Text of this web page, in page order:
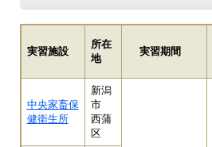
実習施設
所在
地
実習期間
中央家畜保
健衛生所
新潟
市
西蒲
区